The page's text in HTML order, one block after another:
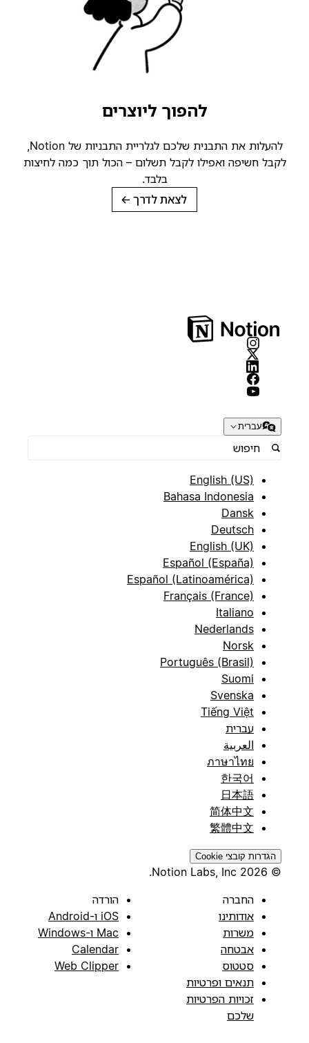
להפוך ליוצרים
להעלות את התבנית שלכם לגלריית התבניות של Notion,
לקבל חשיפה ואפילו לקבל תשלום – הכול תוך כמה לחיצות
בלבד.
לצאת לדרך→
עברית
English (US)
Bahasa Indonesia
Dansk
Deutsch
English (UK)
Español (España)
Español (Latinoamérica)
Français (France)
Italiano
Nederlands
Norsk
Português (Brasil)
Suomi
Svenska
Tiếng Việt
עברית
العربية
ภาษาไทย
한국어
日本語
简体中文
繁體中文
הגדרות קובצי Cookie
החברה
אודותינו
משרות
אבטחה
סטטוס
תנאים ופרטיות
זכויות הפרטיות
שלכם
הורדה
iOS ו-Android
Mac ו-Windows
Calendar
Web Clipper